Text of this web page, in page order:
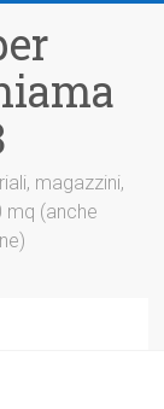
magazzini,
mq (anche